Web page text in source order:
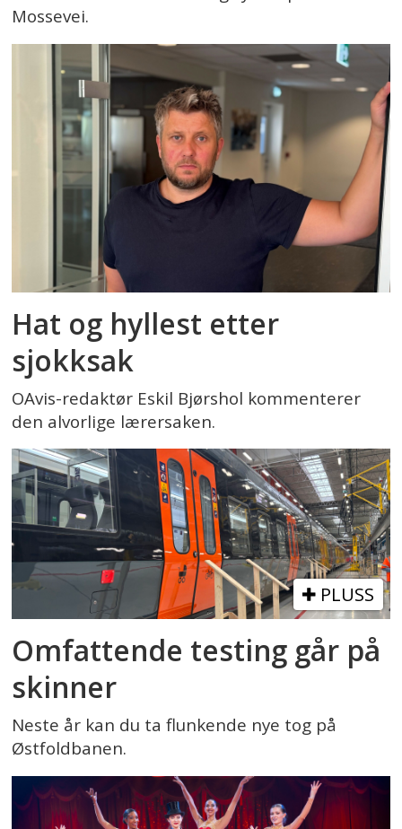
Mossevei.
Hat og hyllest etter
sjokksak
OAvis-redaktør Eskil Bjørshol kommenterer
den alvorlige lærersaken.
PLUSS
Omfattende testing går på
skinner
Neste år kan du ta flunkende nye tog på
Østfoldbanen.